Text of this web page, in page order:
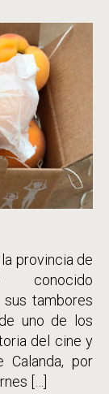
provincia de
tambores
uno de los
del cine y
Calanda, por
[…]